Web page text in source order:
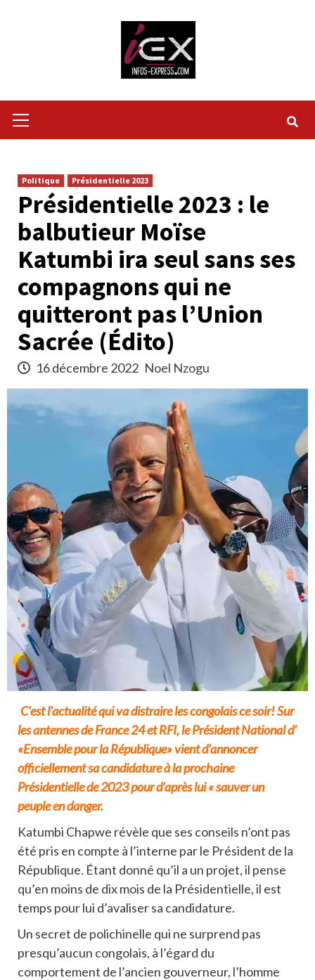
Menu
Politique Présidentielle 2023
Présidentielle 2023 : le
balbutieur Moïse
Katumbi ira seul sans ses
compagnons qui ne
quitteront pas l’Union
Sacrée (Édito)
16 décembre 2022 Noel Nzogu
C’est l’actualité qui va distraire les congolais ce soir! Sur
les antennes de France 24 et RFI, le Président National d’
«Ensemble pour la République» vient d’annoncer
officiellement sa candidature à la prochaine
Présidentielle de 2023 pour d’après lui « sauver un
peuple en danger.
Katumbi Chapwe révèle que ses conseils n’ont pas
été pris en compte à l’interne par le Président de la
République. Étant donné qu’il a un projet, il pense
qu’en moins de dix mois de la Présidentielle, il est
temps pour lui d’avaliser sa candidature.
Un secret de polichinelle qui ne surprend pas
presqu’aucun congolais, à l’égard du
comportement de l’ancien gouverneur, l’homme